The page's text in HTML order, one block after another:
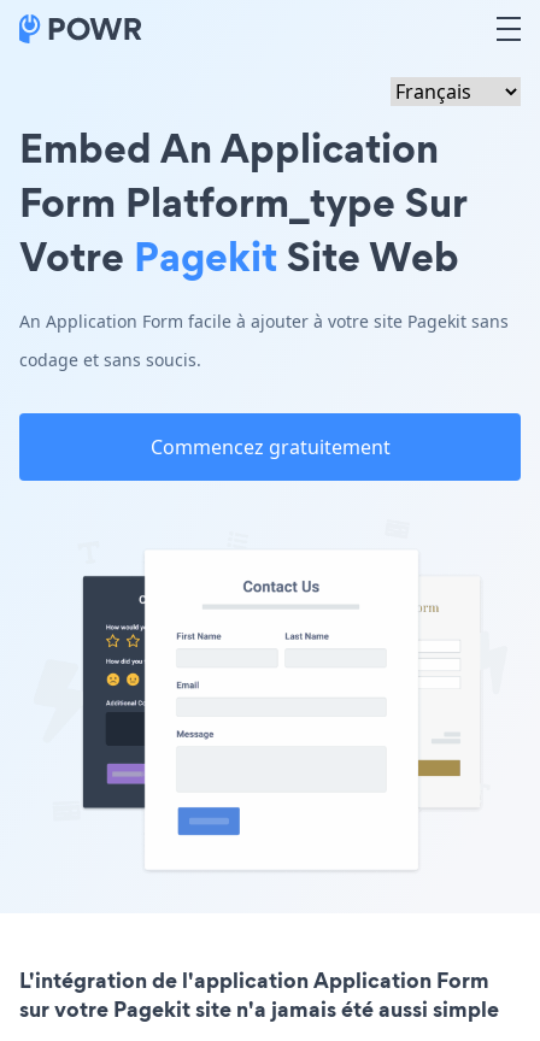
Embed An Application
Form Platform_type Sur
Votre PagekitSite Web
An Application Form facile à ajouter à votre site Pagekit sans
codage et sans soucis.
Commencez gratuitement
L'intégration de l'application Application Form
sur votre Pagekit site n'a jamais été aussi simple